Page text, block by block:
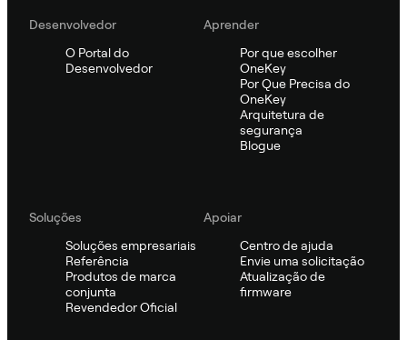
Desenvolvedor
O Portal do
Desenvolvedor
Aprender
Por que escolher
OneKey
Por Que Precisa do
OneKey
Arquitetura de
segurança
Blogue
Soluções
Soluções empresariais
Referência
Produtos de marca
conjunta
Revendedor Oficial
Apoiar
Centro de ajuda
Envie uma solicitação
Atualização de
firmware